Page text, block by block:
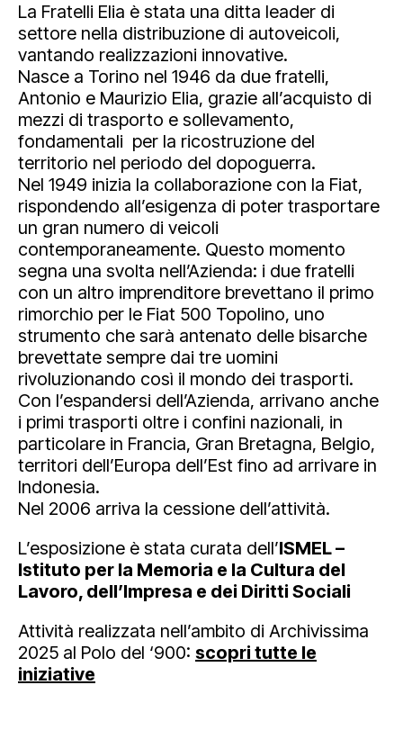
La Fratelli Elia è stata una ditta leader di
settore nella distribuzione di autoveicoli,
vantando realizzazioni innovative.
Nasce a Torino nel 1946 da due fratelli,
Antonio e Maurizio Elia, grazie all’acquisto di
mezzi di trasporto e sollevamento,
fondamentali per la ricostruzione del
territorio nel periodo del dopoguerra.
Nel 1949 inizia la collaborazione con la Fiat,
rispondendo all’esigenza di poter trasportare
un gran numero di veicoli
contemporaneamente. Questo momento
segna una svolta nell’Azienda: i due fratelli
con un altro imprenditore brevettano il primo
rimorchio per le Fiat 500 Topolino, uno
strumento che sarà antenato delle bisarche
brevettate sempre dai tre uomini
rivoluzionando così il mondo dei trasporti.
Con l’espandersi dell’Azienda, arrivano anche
i primi trasporti oltre i confini nazionali, in
particolare in Francia, Gran Bretagna, Belgio,
territori dell’Europa dell’Est fino ad arrivare in
Indonesia.
Nel 2006 arriva la cessione dell’attività.
L’esposizione è stata curata dell’ISMEL –
Istituto per la Memoria e la Cultura del
Lavoro, dell’Impresa e dei Diritti Sociali
Attività realizzata nell’ambito di Archivissima
2025 al Polo del ‘900: scopri tutte le
iniziative